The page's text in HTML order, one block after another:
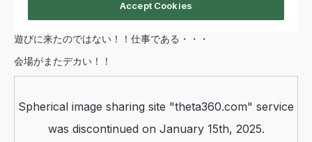
遊びに来たのではない！！仕事である・・・
会場がまたデカい！！